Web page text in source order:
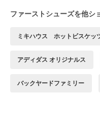
ファーストシューズを他シ
ミキハウス ホットビスケッ
アディダス オリジナルス
バックヤードファミリー